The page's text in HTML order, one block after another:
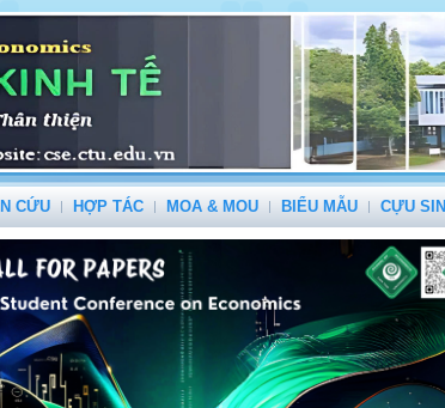
CỨU HỢP TÁC MOA & MOU BIỂU MẪU CỰU